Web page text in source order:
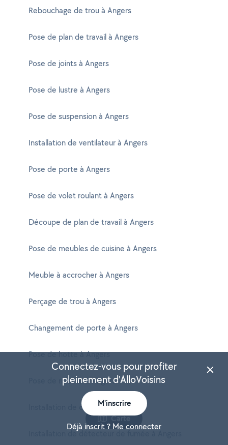
Rebouchage de trou à Angers
Pose de plan de travail à Angers
Pose de joints à Angers
Pose de lustre à Angers
Pose de suspension à Angers
Installation de ventilateur à Angers
Pose de porte à Angers
Pose de volet roulant à Angers
Découpe de plan de travail à Angers
Pose de meubles de cuisine à Angers
Meuble à accrocher à Angers
Perçage de trou à Angers
Changement de porte à Angers
Pose de hotte à Angers
Pose de rideaux à Angers
Installation de chatière à Angers
Installation de détecteur de fumée à Angers
Carte
Connectez-vous pour profiter
pleinement d'AlloVoisins
M'inscrire
Déjà inscrit ? Me connecter